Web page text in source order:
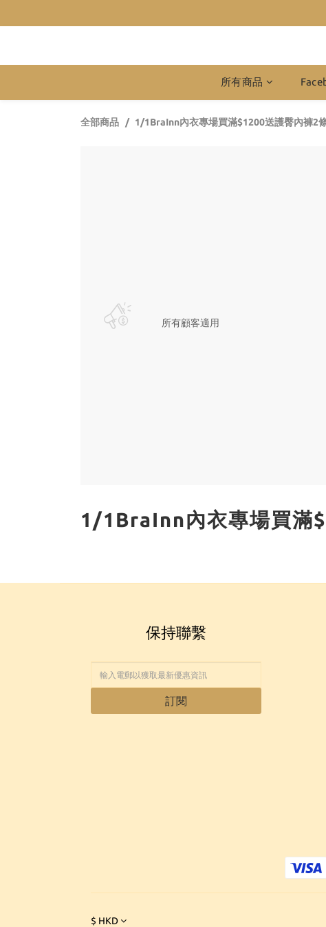
所有商品
全部商品 1/1BraInn內衣專場買滿$1200送護臀內褲2
所有顧客適用
1/1BraInn內衣專場買滿
保持聯繫
訂閱
$ HKD